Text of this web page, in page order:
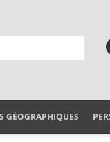
GÉOGRAPHIQUES